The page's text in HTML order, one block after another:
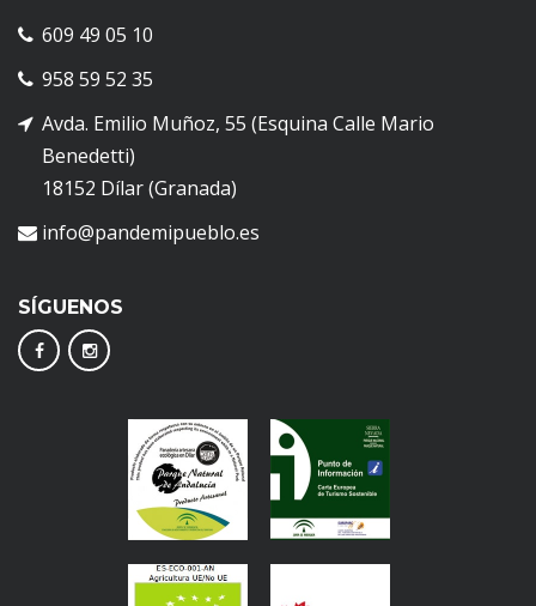
609 49 05 10
958 59 52 35
Avda. Emilio Muñoz, 55 (Esquina Calle Mario
Benedetti)
18152 Dílar (Granada)
info@pandemipueblo.es
SÍGUENOS